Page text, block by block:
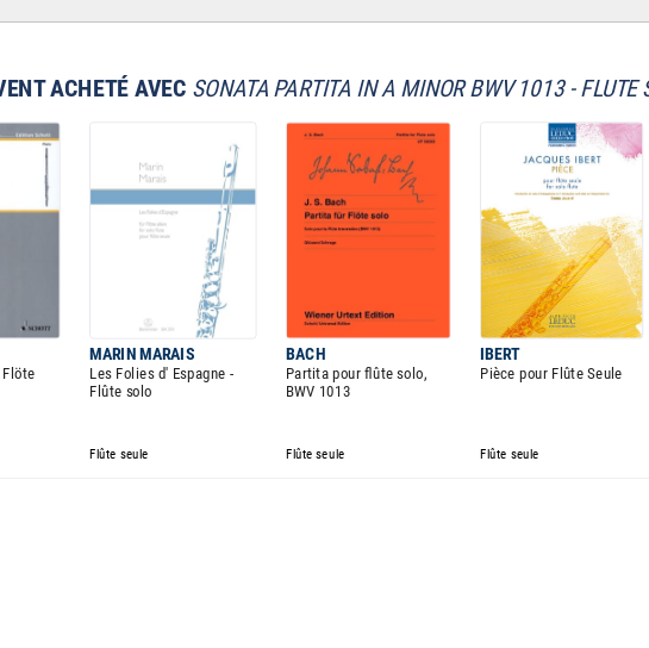
ACHETÉ AVEC SONATA PARTITA IN A MINOR BWV 1013 - FLUTE
MARIN MARAIS BACH IBERT
Flöte
Les Folies d' Espagne -
Flûte solo
Partita pour flûte solo,
BWV 1013
Pièce pour Flûte Seule
Flûte seule Flûte seule Flûte seule